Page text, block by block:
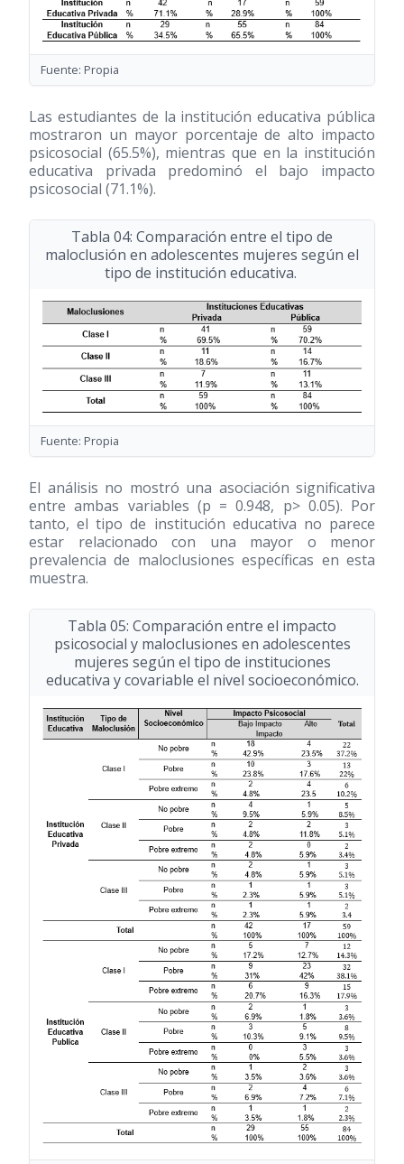
Fuente: Propia
Las estudiantes de la institución educativa pública
mostraron un mayor porcentaje de alto impacto
psicosocial (65.5%), mientras que en la institución
educativa privada predominó el bajo impacto
psicosocial (71.1%).
Tabla 04: Comparación entre el tipo de
maloclusión en adolescentes mujeres según el
tipo de institución educativa.
Fuente: Propia
El análisis no mostró una asociación significativa
entre ambas variables (p = 0.948, p> 0.05). Por
tanto, el tipo de institución educativa no parece
estar relacionado con una mayor o menor
prevalencia de maloclusiones específicas en esta
muestra.
Tabla 05: Comparación entre el impacto
psicosocial y maloclusiones en adolescentes
mujeres según el tipo de instituciones
educativa y covariable el nivel socioeconómico.